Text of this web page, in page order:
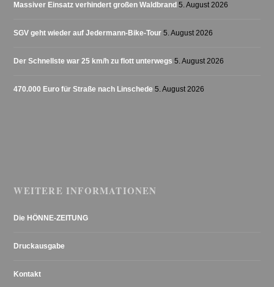
Massiver Einsatz verhindert großen Waldbrand 5. August 2026
SGV geht wieder auf Jedermann-Bike-Tour 5. August 2026
Der Schnellste war 25 km/h zu flott unterwegs 5. August 2026
470.000 Euro für Straße nach Linschede 5. August 2026
WEITERE INFORMATIONEN
Die HÖNNE-ZEITUNG
Druckausgabe
Kontakt